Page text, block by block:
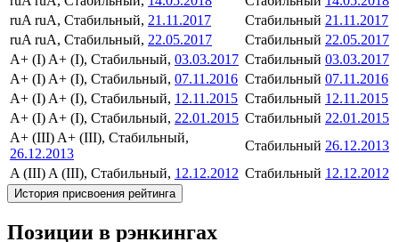
ruA ruA, Стабильный, 21.11.2017 Стабильный 21.11.2017
ruA ruA, Стабильный, 22.05.2017 Стабильный 22.05.2017
A+ (I) A+ (I), Стабильный, 03.03.2017 Стабильный 03.03.2017
A+ (I) A+ (I), Стабильный, 07.11.2016 Стабильный 07.11.2016
A+ (I) A+ (I), Стабильный, 12.11.2015 Стабильный 12.11.2015
A+ (I) A+ (I), Стабильный, 22.01.2015 Стабильный 22.01.2015
A+ (III) A+ (III), Стабильный,
26.12.2013
Стабильный 26.12.2013
A (III) A (III), Стабильный, 12.12.2012 Стабильный 12.12.2012
История присвоения рейтинга
Позиции в рэнкингах